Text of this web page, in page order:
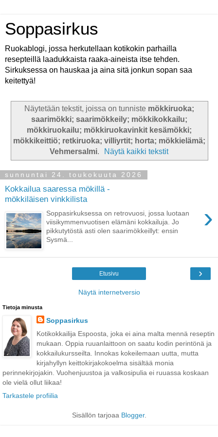
Soppasirkus
Ruokablogi, jossa herkutellaan kotikokin parhailla
resepteillä laadukkaista raaka-aineista itse tehden.
Sirkuksessa on hauskaa ja aina sitä jonkun sopan saa
keitettyä!
Näytetään tekstit, joissa on tunniste mökkiruoka;
saarimökki; saarimökkeily; mökkikokkailu;
mökkiruokailu; mökkiruokavinkit kesämökki;
mökkikeittiö; retkiruoka; villiyrtit; horta; mökkielämä;
Vehmersalmi. Näytä kaikki tekstit
sunnuntai 24. toukokuuta 2026
Kokkailua saaressa mökillä -
mökkiläisen vinkkilista
›
Soppasirkuksessa on retrovuosi, jossa luotaan
viisikymmenvuotisen elämäni kokkailuja. Jo
pikkutytöstä asti olen saarimökkeillyt: ensin
Sysmä...
›
Etusivu
Näytä internetversio
Tietoja minusta
Soppasirkus
Kotikokkailija Espoosta, joka ei aina malta mennä reseptin
mukaan. Oppia ruuanlaittoon on saatu kodin perintönä ja
kokkailukursseilta. Innokas kokeilemaan uutta, mutta
kirjahyllyn keittokirjakokoelma sisältää monia
perinnekirjojakin. Vuohenjuustoa ja valkosipulia ei ruuassa koskaan
ole vielä ollut liikaa!
Tarkastele profiilia
Sisällön tarjoaa Blogger.